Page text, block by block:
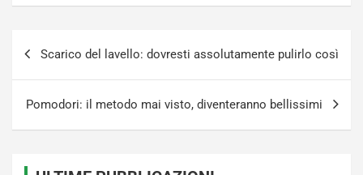
Scarico del lavello: dovresti assolutamente pulirlo così
Pomodori: il metodo mai visto, diventeranno bellissimi